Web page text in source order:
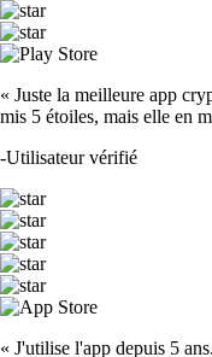
« Juste la meilleure app
mis 5 étoiles, mais elle en
-Utilisateur vérifié
« J'utilise l'app depuis 5